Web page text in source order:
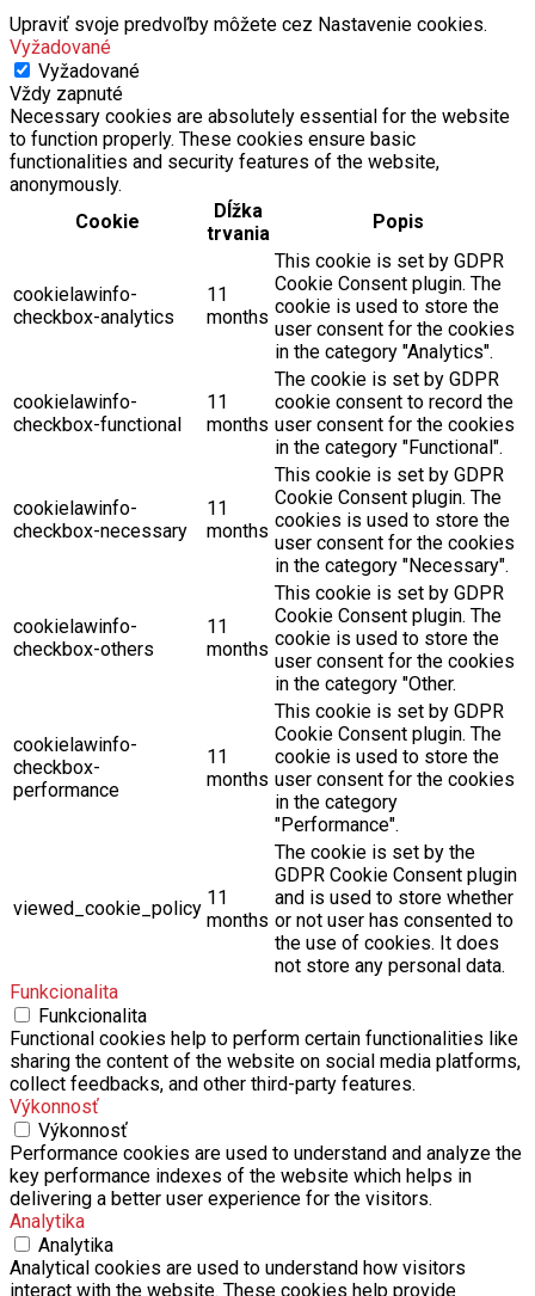
Vyžadované
Vyžadované
Vždy zapnuté
Necessary cookies are absolutely essential for the website
to function properly. These cookies ensure basic
functionalities and security features of the website,
anonymously.
Cookie
trvania
checkbox-analytics
months
This cookie is set by GDPR
Cookie Consent plugin. The
cookie is used to store the
user consent for the cookies
in the category "Analytics".
checkbox-functional
months
The cookie is set by GDPR
cookie consent to record the
user consent for the cookies
in the category "Functional".
checkbox-necessary
months
This cookie is set by GDPR
Cookie Consent plugin. The
cookies is used to store the
user consent for the cookies
in the category "Necessary".
checkbox-others
months
This cookie is set by GDPR
Cookie Consent plugin. The
cookie is used to store the
user consent for the cookies
in the category "Other.
checkbox-
performance
months
This cookie is set by GDPR
Cookie Consent plugin. The
cookie is used to store the
user consent for the cookies
in the category
"Performance".
months
The cookie is set by the
GDPR Cookie Consent plugin
and is used to store whether
or not user has consented to
the use of cookies. It does
not store any personal data.
Funkcionalita
Functional cookies help to perform certain functionalities like
sharing the content of the website on social media platforms,
collect feedbacks, and other third-party features.
Výkonnosť
Výkonnosť
Performance cookies are used to understand and analyze the
key performance indexes of the website which helps in
delivering a better user experience for the visitors.
Analytika
Analytika
Analytical cookies are used to understand how visitors
interact with the website. These cookies help provide
information on metrics the number of visitors, bounce rate,